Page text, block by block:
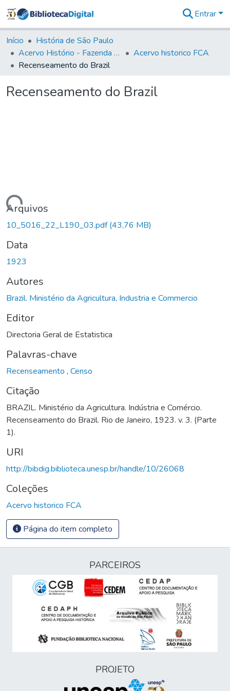
&
Coleções
Tudo na
Biblioteca
Estatísticas
Entrar
Início
História de São Paulo
Acervo Histório - Fazenda Lageado
Acervo historico FCA
Recenseamento do Brazil
Recenseamento do Brazil
Arquivos
10_5016_22_L190_03.pdf(43,76 MB)
Data
1923
Autores
Brazil. Ministério da Agricultura, Industria e Commercio
Editor
Directoria Geral de Estatistica
Palavras-chave
Recenseamento , Censo
Citação
BRAZIL. Ministério da Agricultura. Indústria e Comércio.
Recenseamento do Brazil. Rio de Janeiro, 1923. v. 3. (Parte
1).
URI
http://bibdig.biblioteca.unesp.br/handle/10/26068
Coleções
Acervo historico FCA
Página do item completo
PARCEIROS
PROJETO